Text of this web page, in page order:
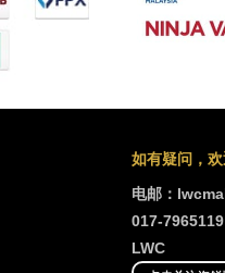
如有疑问，
电邮：
017-7965119
LWC